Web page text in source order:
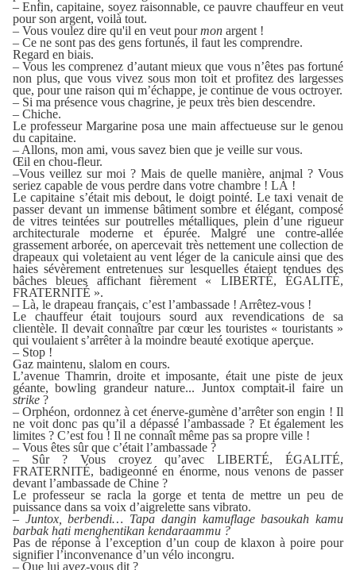
– Enfin, capitaine, soyez raisonnable, ce pauvre chauffeur en veut
pour son argent, voilà tout.
– Vous voulez dire qu'il en veut pourmon argent !
– Ce ne sont pas des gens fortunés, il faut les comprendre.
Regard en biais.
– Vous les comprenez d’autant mieux que vous n’êtes pas fortuné
non plus, que vous vivez sous mon toit et profitez des largesses
que, pour une raison qui m’échappe, je continue de vous octroyer.
– Si ma présence vous chagrine, je peux très bien descendre.
– Chiche.
Le professeur Margarine posa une main affectueuse sur le genou
du capitaine.
– Allons, mon ami, vous savez bien que je veille sur vous.
Œil en chou-fleur.
–Vous veillez sur moi ? Mais de quelle manière, animal ? Vous
seriez capable de vous perdre dans votre chambre ! LÀ !
Le capitaine s’était mis debout, le doigt pointé. Le taxi venait de
passer devant un immense bâtiment sombre et élégant, composé
de vitres teintées sur poutrelles métalliques, plein d’une rigueur
architecturale moderne et épurée. Malgré une contre-allée
grassement arborée, on apercevait très nettement une collection de
drapeaux qui voletaient au vent léger de la canicule ainsi que des
haies sévèrement entretenues sur lesquelles étaient tendues des
bâches bleues affichant fièrement « LIBERTÉ, ÉGALITÉ,
FRATERNITÉ ».
– Là, le drapeau français, c’est l’ambassade ! Arrêtez-vous !
Le chauffeur était toujours sourd aux revendications de sa
clientèle. Il devait connaître par cœur les touristes « touristants »
qui voulaient s’arrêter à la moindre beauté exotique aperçue.
– Stop !
Gaz maintenu, slalom en cours.
L’avenue Thamrin, droite et imposante, était une piste de jeux
géante, bowling grandeur nature... Juntox comptait-il faire un
strike ?
– Orphéon, ordonnez à cet énerve-gumène d’arrêter son engin ! Il
ne voit donc pas qu’il a dépassé l’ambassade ? Et également les
limites ? C’est fou ! Il ne connaît même pas sa propre ville !
– Vous êtes sûr que c’était l’ambassade ?
– Sûr ? Vous croyez qu’avec LIBERTÉ, ÉGALITÉ,
FRATERNITÉ, badigeonné en énorme, nous venons de passer
devant l’ambassade de Chine ?
Le professeur se racla la gorge et tenta de mettre un peu de
puissance dans sa voix d’aigrelette sans vibrato.
– Juntox, berbendi… Tapa dangin kamuflage basoukah kamu
barbak hati menghentikan kendaraammu ?
Pas de réponse à l’exception d’un coup de klaxon à poire pour
signifier l’inconvenance d’un vélo incongru.
– Que lui avez-vous dit ?